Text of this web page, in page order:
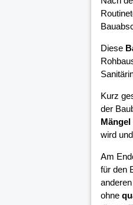
Diese
Kurz
der
Mängel
wird
Am
für den
ohne